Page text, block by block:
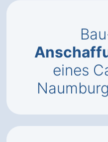
eines